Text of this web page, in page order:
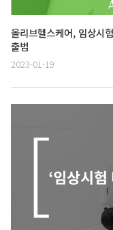
올리브헬스케어, 임상시
출범
2023-01-19